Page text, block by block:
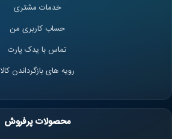
خدمات مشتری
حساب کاربری من
تماس با یدک پارت
رویه های بازگرداندن کالا
محصولات پرفروش